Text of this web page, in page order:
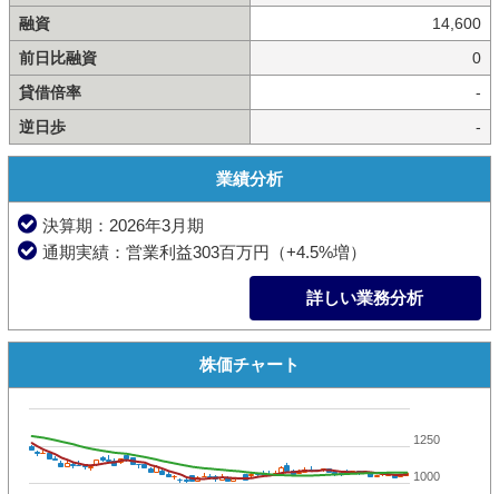
融資
14,600
前日比融資
0
貸借倍率
-
逆日歩
-
業績分析
決算期：2026年3月期
通期実績：営業利益303百万円（+4.5%増）
詳しい業務分析
株価チャート
1000
1250